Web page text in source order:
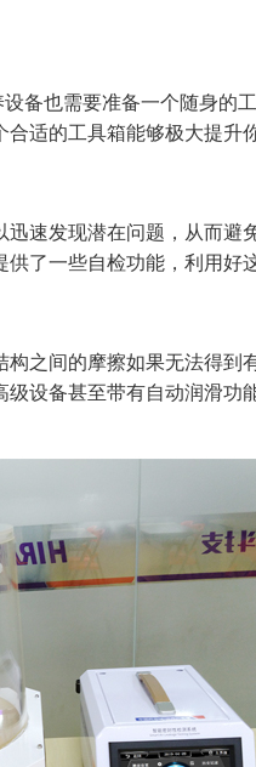
备也需要准备一个随身的
适的工具箱能够极大提升
速发现潜在问题，从而
了一些自检功能，利用好
之间的摩擦如果无法得
设备甚至带有自动润滑